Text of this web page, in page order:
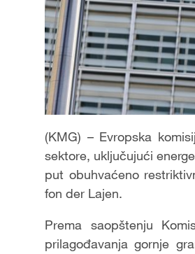
(KMG) – Evropska
sektore, uključujući
put obuhvaćeno
fon der Lajen.
Prema saopštenju
prilagođavanja gornje